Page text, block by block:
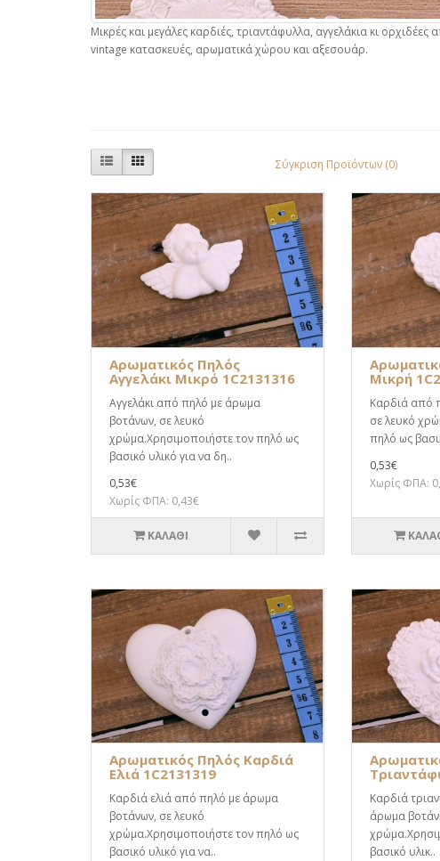
Μικρές και μεγάλες καρδιές, τριαντάφυλλα, αγγελάκια κι
vintage κατασκευές, αρωματικά χώρου και αξεσουάρ.
Σύγκριση Προϊόντων (0)
Αρωματικός Πηλός
Αγγελάκι Μικρό 1C2131316
Αγγελάκι από πηλό με άρωμα
βοτάνων, σε λευκό
χρώμα.Χρησιμοποιήστε τον πηλό ως
βασικό υλικό για να δη..
0,53€
Χωρίς ΦΠΑ: 0,43€
ΚΑΛΆΘΙ
Μικρή
Καρδιά από
σε λευκό
πηλό ως
0,53€
Χωρίς ΦΠΑ:
Αρωματικός Πηλός Καρδιά
Ελιά 1C2131319
Καρδιά ελιά από πηλό με άρωμα
βοτάνων, σε λευκό
χρώμα.Χρησιμοποιήστε τον πηλό ως
βασικό υλικό για να..
Καρδιά
άρωμα
βασικό υλικ..